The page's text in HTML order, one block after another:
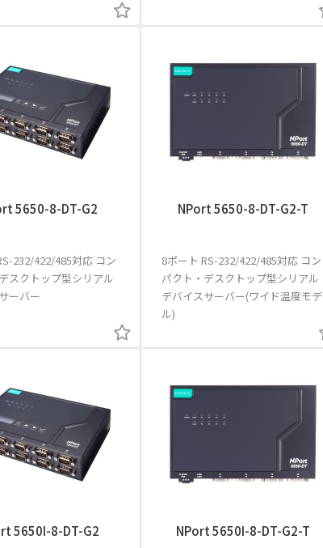
5650-8-DT-G2
232/422/485対応 コン
スクトップ型シリアル
ーバー
NPort 5650-8-DT-G2-T
8ポート RS-232/422/485対応 コン
パクト・デスクトップ型シリアル
デバイスサーバー(ワイド温度モデ
ル)
5650I-8-DT-G2 NPort 5650I-8-DT-G2-T